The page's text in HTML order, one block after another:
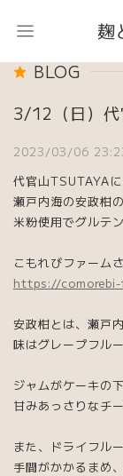
麹
BLOG
3/12（日）代
2023/03/06
代官山TSUTAYA
瀬戸内海の安政柑
米粉使用でグルテ
こもれびファーム
https://
安政柑とは、瀬戸
味はグレープフル
ジャムがケーキの
甘みあっさりなチ
また、ドライフル
手間がかかるまめ